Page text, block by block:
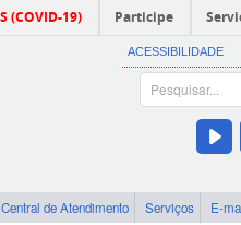
(COVID-19) Participe
ACESSIBILIDADE
Central de Atendimento Serviços E-